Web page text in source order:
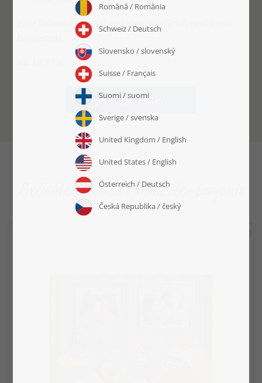
Eine liebevolle Geschenkidee, die Groß und Klein
Jetzt gestalten
Beliebte Gelini Fotopuzzle-Layouts